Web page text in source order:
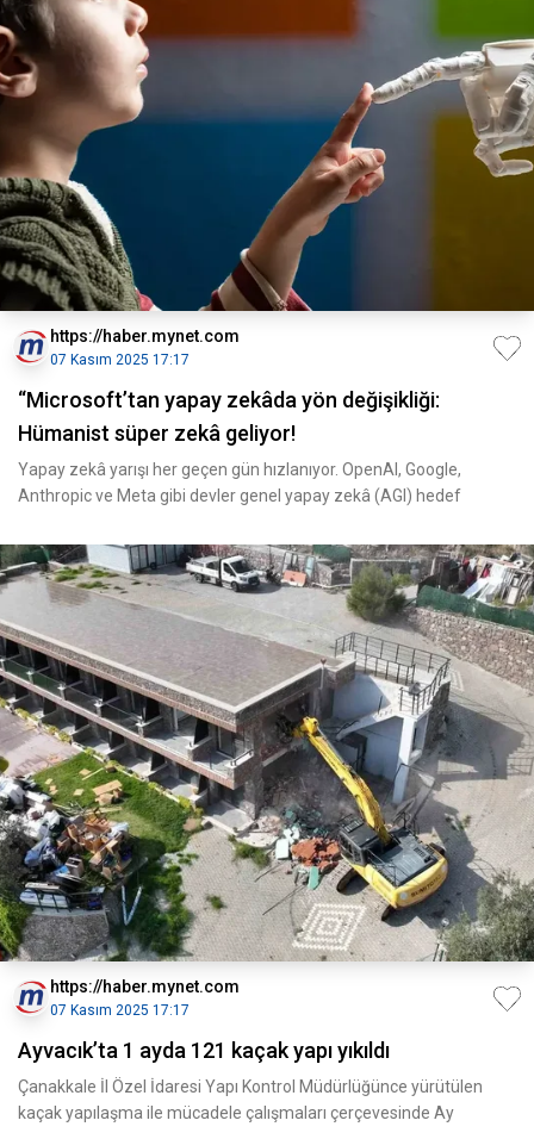
https://haber.mynet.com
07 Kasım 2025 17:17
“Microsoft’tan yapay zekâda yön değişikliği:
Hümanist süper zekâ geliyor!
Yapay zekâ yarışı her geçen gün hızlanıyor. OpenAI, Google,
Anthropic ve Meta gibi devler genel yapay zekâ (AGI) hedef
https://haber.mynet.com
07 Kasım 2025 17:17
Ayvacık’ta 1 ayda 121 kaçak yapı yıkıldı
Çanakkale İl Özel İdaresi Yapı Kontrol Müdürlüğünce yürütülen
kaçak yapılaşma ile mücadele çalışmaları çerçevesinde Ay